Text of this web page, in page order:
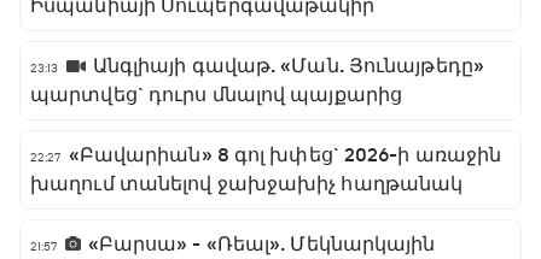
Իսպանիայի Սուպերգավաթակիր
23:13
Անգլիայի գավաթ. «Ման. Յունայթեդը»
պարտվեց` դուրս մնալով պայքարից
22:27 «Բավարիան» 8 գոլ խփեց` 2026-ի առաջին
խաղում տանելով ջախջախիչ հաղթանակ
21:57
«Բարսա» - «Ռեալ». Մեկնարկային